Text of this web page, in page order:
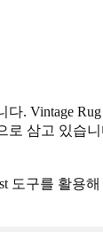
. Vintage Rug
삼고 있습
도구를 활